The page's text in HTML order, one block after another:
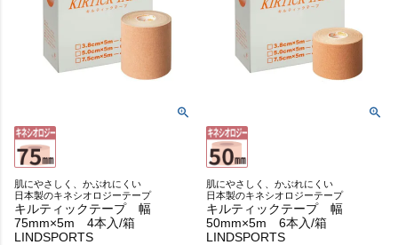
肌にやさしく、かぶれにくい
日本製のキネシオロジーテープ
キルティックテープ 幅
75mm×5m 4本入/箱
LINDSPORTS
肌にやさしく、かぶれにくい
日本製のキネシオロジーテープ
キルティックテープ 幅
50mm×5m 6本入/箱
LINDSPORTS